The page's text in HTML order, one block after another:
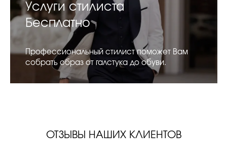
Услуги стилиста
Бесплатно
Профессиональный стилист поможет Вам
собрать образ от галстука до обуви.
ОТЗЫВЫ НАШИХ КЛИЕНТОВ